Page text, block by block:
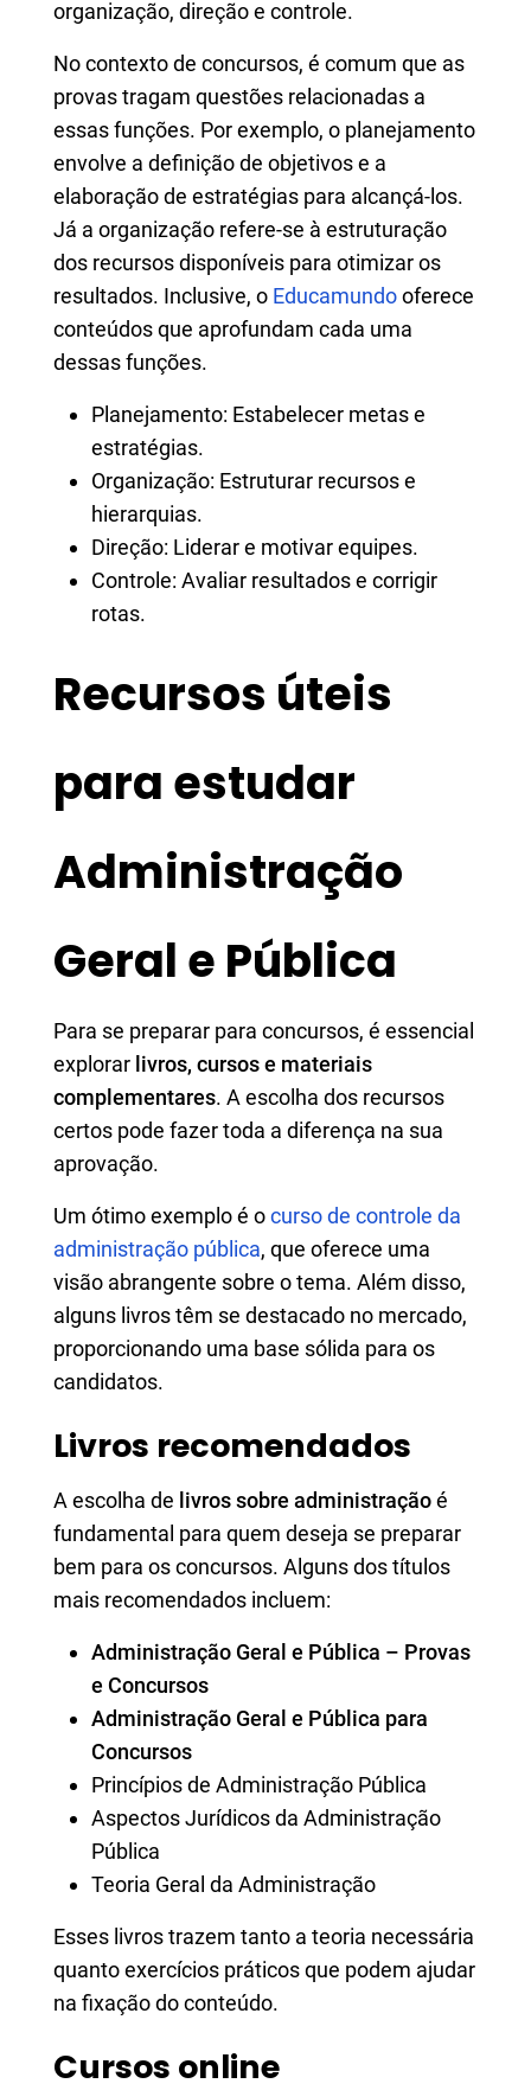
organização, direção e controle.
No contexto de concursos, é comum que as
provas tragam questões relacionadas a
essas funções. Por exemplo, o planejamento
envolve a definição de objetivos e a
elaboração de estratégias para alcançá-los.
Já a organização refere-se à estruturação
dos recursos disponíveis para otimizar os
resultados. Inclusive, o Educamundooferece
conteúdos que aprofundam cada uma
dessas funções.
Planejamento: Estabelecer metas e
estratégias.
Organização: Estruturar recursos e
hierarquias.
Direção: Liderar e motivar equipes.
Controle: Avaliar resultados e corrigir
rotas.
Recursos úteis
para estudar
Administração
Geral e Pública
Para se preparar para concursos, é essencial
explorar livros, cursos e materiais
complementares. A escolha dos recursos
certos pode fazer toda a diferença na sua
aprovação.
Um ótimo exemplo é ocurso de controle da
administração pública, que oferece uma
visão abrangente sobre o tema. Além disso,
alguns livros têm se destacado no mercado,
proporcionando uma base sólida para os
candidatos.
Livros recomendados
A escolha de livros sobre administraçãoé
fundamental para quem deseja se preparar
bem para os concursos. Alguns dos títulos
mais recomendados incluem:
Administração Geral e Pública – Provas
e Concursos
Administração Geral e Pública para
Concursos
Princípios de Administração Pública
Aspectos Jurídicos da Administração
Pública
Teoria Geral da Administração
Esses livros trazem tanto a teoria necessária
quanto exercícios práticos que podem ajudar
na fixação do conteúdo.
Cursos online